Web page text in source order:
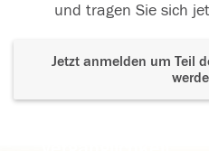
und tragen Sie sich
Jetzt anmelden um Teil